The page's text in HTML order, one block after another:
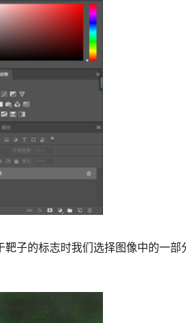
子的标志时我们选择图像中的一部